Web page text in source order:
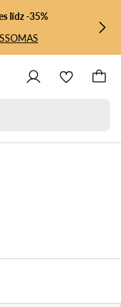
līdz -35%